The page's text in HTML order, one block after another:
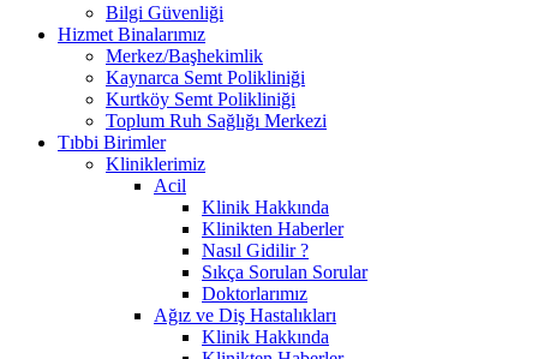
Bilgi Güvenliği
Hizmet Binalarımız
Merkez/Başhekimlik
Kaynarca Semt Polikliniği
Kurtköy Semt Polikliniği
Toplum Ruh Sağlığı Merkezi
Tıbbi Birimler
Kliniklerimiz
Acil
Klinik Hakkında
Klinikten Haberler
Nasıl Gidilir ?
Sıkça Sorulan Sorular
Doktorlarımız
Ağız ve Diş Hastalıkları
Klinik Hakkında